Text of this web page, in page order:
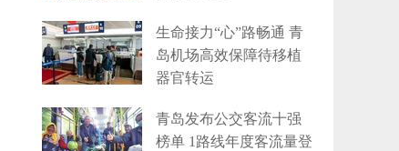
生命接力“心”路畅通 青
岛机场高效保障待移植
器官转运
青岛发布公交客流十强
榜单 1路线年度客流量登